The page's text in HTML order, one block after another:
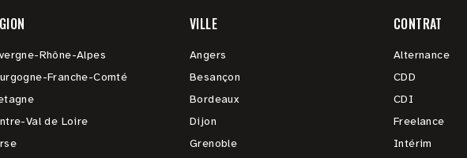
Rhône-Alpes
Franche-Comté
Val de Loire
VILLE
Angers
Besançon
Bordeaux
Dijon
Grenoble
CONTRAT
Alternance
CDD
CDI
Freelance
Intérim